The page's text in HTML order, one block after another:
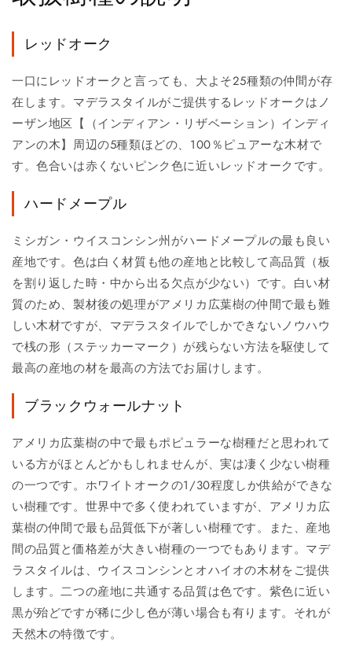
レッドオーク
一口にレッドオークと言っても、大よそ25種類の仲間が存
在します。マデラスタイルがご提供するレッドオークはノ
ーザン地区【（インディアン・リザベーション）インディ
アンの木】周辺の5種類ほどの、100％ピュアーな木材で
す。色合いは赤くないピンク色に近いレッドオークです。
ハードメープル
ミシガン・ウイスコンシン州がハードメープルの最も良い
産地です。色は白く材質も他の産地と比較して高品質（板
を割り返した時・中から出る欠点が少ない）です。白い材
質のため、製材後の処理がアメリカ広葉樹の仲間で最も難
しい木材ですが、マデラスタイルでしかできないノウハウ
で桟の形（ステッカーマーク）が残らない方法を駆使して
最高の産地の材を最高の方法でお届けします。
ブラックウォールナット
アメリカ広葉樹の中で最もポピュラーな樹種だと思われて
いる方がほとんどかもしれませんが、実は凄く少ない樹種
の一つです。ホワイトオークの1/30程度しか供給ができな
い樹種です。世界中で多く使われていますが、アメリカ広
葉樹の仲間で最も品質低下が著しい樹種です。また、産地
間の品質と価格差が大きい樹種の一つでもあります。マデ
ラスタイルは、ウイスコンシンとオハイオの木材をご提供
します。二つの産地に共通する品質は色です。紫色に近い
黒が殆どですが稀に少し色が薄い場合も有ります。それが
天然木の特徴です。